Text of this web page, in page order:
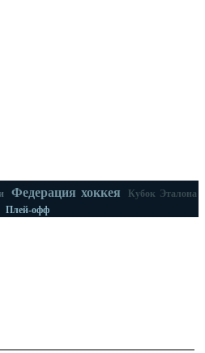
Федерация хоккея
Кубок Эталона
Плей-офф